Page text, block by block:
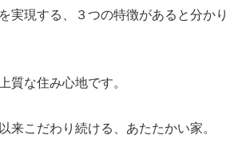
実現する、３つの特徴があると分かり
質な住み心地です。
来こだわり続ける、あたたかい家。